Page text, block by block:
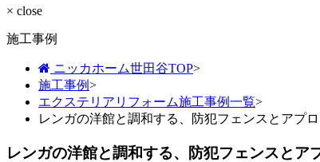
× close
施工事例
ニッカホーム世田谷TOP>
施工事例>
エクステリアリフォーム施工事例一覧>
レンガの洋館と調和する、防犯フェンスとアプ
レンガの洋館と調和する、防犯フェンスとア